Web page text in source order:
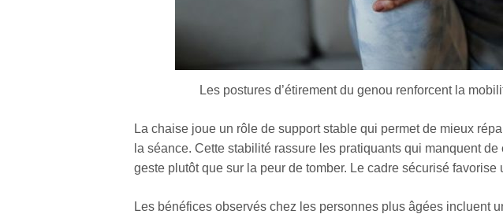
Les postures d’étirement du genou renforcent la
La chaise joue un rôle de support stable qui permet de mieux
la séance. Cette stabilité rassure les pratiquants qui manquent
geste plutôt que sur la peur de tomber. Le cadre sécurisé
Les bénéfices observés chez les personnes plus âgées incluent